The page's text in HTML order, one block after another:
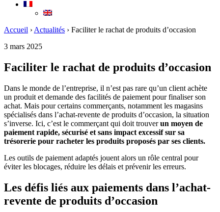
Accueil › Actualités › Faciliter le rachat de produits d’occasion
3 mars 2025
Faciliter le rachat de produits d’occasion
Dans le monde de l’entreprise, il n’est pas rare qu’un client achète
un produit et demande des facilités de paiement pour finaliser son
achat. Mais pour certains commerçants, notamment les magasins
spécialisés dans l’achat-revente de produits d’occasion, la situation
s’inverse. Ici, c’est le commerçant qui doit trouverun moyen de
paiement rapide, sécurisé et sans impact excessif sur sa
trésorerie pour racheter les produits proposés par ses clients.
Les outils de paiement adaptés jouent alors un rôle central pour
éviter les blocages, réduire les délais et prévenir les erreurs.
Les défis liés aux paiements dans l’achat-
revente de produits d’occasion